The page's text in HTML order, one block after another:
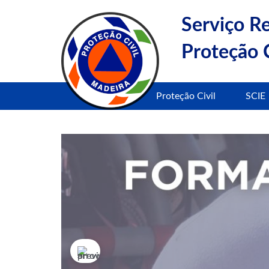
Serviço
Proteção
Proteção Civil SCIE